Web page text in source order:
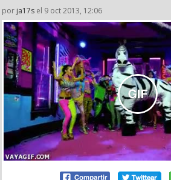
por ja17s el 9 oct 2013, 12:06